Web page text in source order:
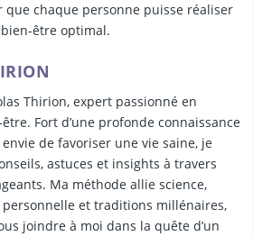
que chaque personne puisse réaliser
être optimal.
Thirion, expert passionné en
Fort d’une profonde connaissance
de favoriser une vie saine, je
astuces et insights à travers
Ma méthode allie science,
et traditions millénaires,
joindre à moi dans la quête d’un